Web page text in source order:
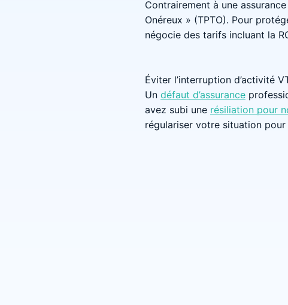
Contrairement à une
Onéreux » (TPTO). Pour
négocie des tarifs incluant la
Éviter l’interruption d’activité
Un défaut d’assurance
avez subi une résiliation pour
régulariser votre situation